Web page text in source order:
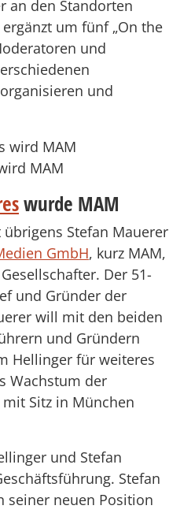
an den Standorten
um fünf „On the
und
und
MAM
wurde MAM
Stefan Mauerer
GmbH, kurz MAM,
Der 51-
und Gründer der
will mit den beiden
und Gründern
Hellinger für weiteres
Wachstum der
Sitz in München
und Stefan
Stefan
seiner neuen Position